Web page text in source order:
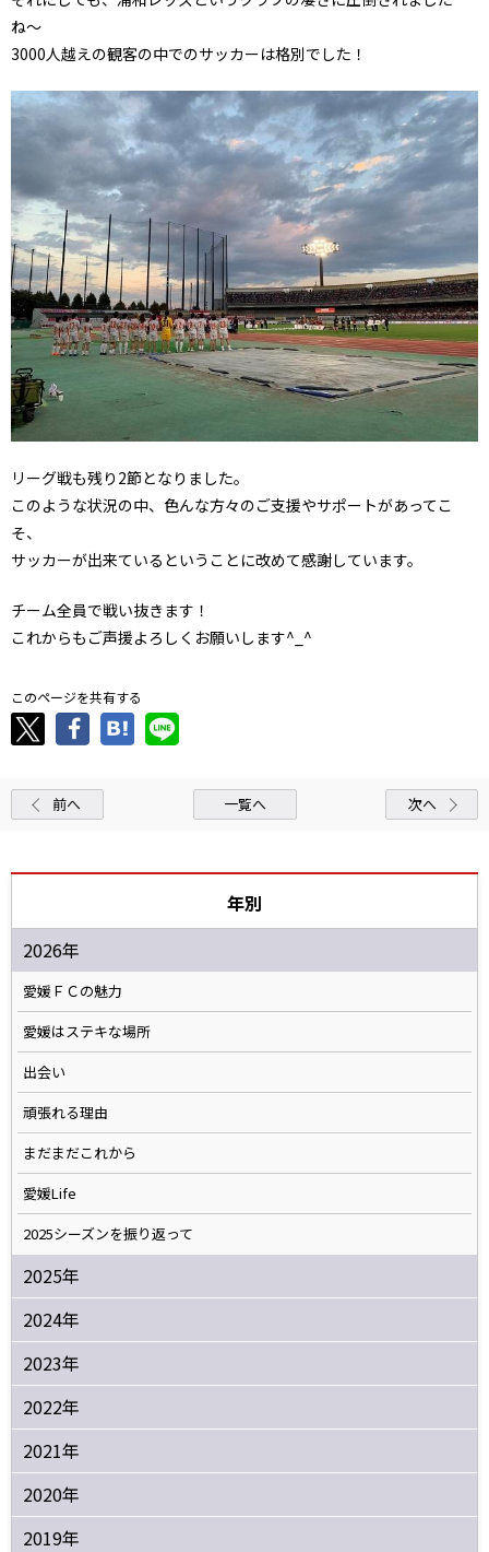
ね〜
3000人越えの観客の中でのサッカーは格別でした！
リーグ戦も残り2節となりました。
このような状況の中、色んな方々のご支援やサポートがあってこ
そ、
サッカーが出来ているということに改めて感謝しています。
チーム全員で戦い抜きます！
これからもご声援よろしくお願いします^_^
このページを共有する
前へ 一覧へ 次へ
年別
2026年
愛媛ＦＣの魅力
愛媛はステキな場所
出会い
頑張れる理由
まだまだこれから
愛媛Life
2025シーズンを振り返って
2025年
2024年
2023年
2022年
2021年
2020年
2019年